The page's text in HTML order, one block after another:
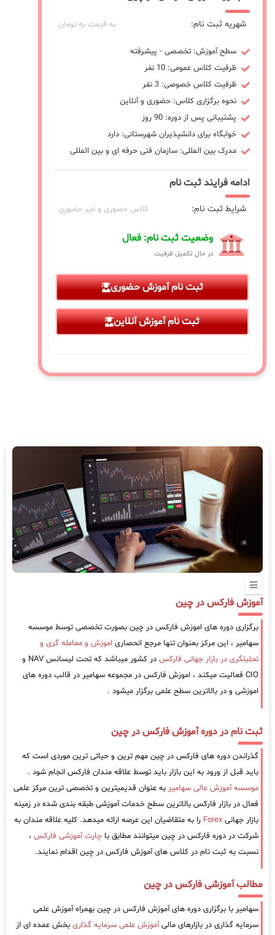
شهریه ثبت نام: به قیمت به تومان
سطح آموزش: تخصصی - پیشرفته
ظرفیت کلاس عمومی: 10 نفر
ظرفیت کلاس خصوصی: 3 نفر
نحوه برگزاری کلاس: حضوری و آنلاین
پشتیبانی پس از دوره: 90 روز
خوابگاه برای دانشپذیران شهرستانی: دارد
مدرک بین المللی: سازمان فنی حرفه ای و بین المللی
ادامه فرایند ثبت نام
شرایط ثبت نام: کلاس حضوری و غیر حضوری
وضعیت ثبت نام: فعال
در حال تکمیل ظرفیت
ثبت نام آموزش حضوری
ثبت نام آموزش آنلاین
آموزش فارکس در چین
برگزاری دوره های اموزش فارکس در چین بصورت تخصصی توسط موسسه
سهامیر ، این مرکز بعنوان تنها مرجع انحصاری اموزش و معامله گری و
تحلیلگری در بازار جهانی فارکس
در کشور میباشد که تحت لیسانس NAV و
CIO فعالیت میکند ، اموزش فارکس در مجموعه سهامیر در قالب دوره های
اموزشی و در بالاترین سطح علمی برگزار میشود .
ثبت نام در دوره آموزش فارکس در چین
گذراندن دوره های فارکس در چین مهم ترین و حیاتی ترین موردی است که
باید قبل از ورود به این بازار باید توسط علاقه مندان فارکس انجام شود .
موسسه آموزش عالی سهامیر به عنوان قدیمیترین و تخصصی ترین مرکز علمی
فعال در بازار فارکس بالاترین سطح خدمات آموزشی طبقه بندی شده در زمینه
بازار جهانی Forex را به متقاضیان این عرصه ارائه میدهد. کلیه علاقه مندان به
شرکت در دوره فارکس در چین میتوانند مطابق با چارت آموزشی فارکس ،
نسبت به ثبت نام در کلاس های آموزش فارکس در چین اقدام نمایند.
مطالب آموزشی فارکس در چین
سهامیر با برگزاری دوره های آموزش فارکس در چین بهمراه آموزش علمی
سرمایه گذاری در بازارهای مالیآموزش علمی سرمایه گذاری بخش عمده ای از